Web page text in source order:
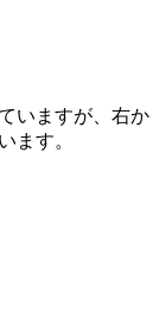
いますが、右か
ます。